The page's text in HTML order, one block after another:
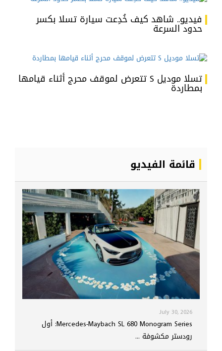
فيديو.. شاهد كيف خُدِعت سيارة تسلا بكسر
حدود السرعة
تسلا موديل S تتعرض لموقف محرج أثناء قيامها
بمطاردة
قائمة الفيديو
July 30, 2026
Mercedes-Maybach SL 680 Monogram Series: أول
رودستر مكشوفة ...